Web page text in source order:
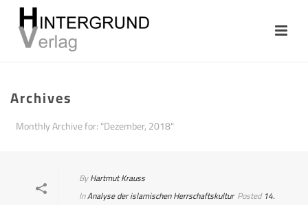
Archives
Monthly Archive for: "Dezember, 2018"
ByHartmut Krauss
InAnalyse der islamischen Herrschaftskultur Posted 14.